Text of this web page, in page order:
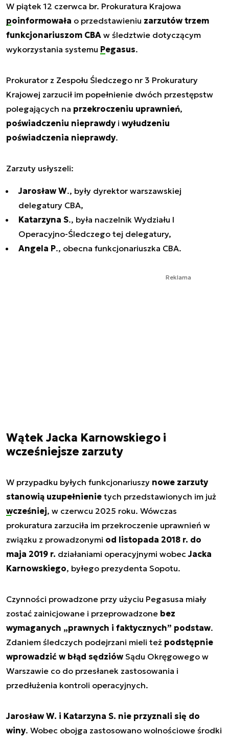
W piątek 12 czerwca br. Prokuratura Krajowa
poinformowała o przedstawieniu zarzutów trzem
funkcjonariuszom CBA w śledztwie dotyczącym
wykorzystania systemu Pegasus.
Prokurator z Zespołu Śledczego nr 3 Prokuratury
Krajowej zarzucił im popełnienie dwóch przestępstw
polegających na przekroczeniu uprawnień,
poświadczeniu nieprawdyi wyłudzeniu
poświadczenia nieprawdy.
Zarzuty usłyszeli:
Jarosław W., były dyrektor warszawskiej
delegatury CBA,
Katarzyna S., była naczelnik Wydziału I
Operacyjno-Śledczego tej delegatury,
Angela P., obecna funkcjonariuszka CBA.
Reklama
Wątek Jacka Karnowskiego i
wcześniejsze zarzuty
W przypadku byłych funkcjonariuszy nowe zarzuty
stanowią uzupełnienie tych przedstawionych im już
wcześniej, w czerwcu 2025 roku. Wówczas
prokuratura zarzuciła im przekroczenie uprawnień w
związku z prowadzonymi od listopada 2018 r. do
maja 2019 r. działaniami operacyjnymi wobecJacka
Karnowskiego, byłego prezydenta Sopotu.
Czynności prowadzone przy użyciu Pegasusa miały
zostać zainicjowane i przeprowadzone bez
wymaganych „prawnych i faktycznych” podstaw.
Zdaniem śledczych podejrzani mieli też podstępnie
wprowadzić w błąd sędziów Sądu Okręgowego w
Warszawie co do przesłanek zastosowania i
przedłużenia kontroli operacyjnych.
Jarosław W. i Katarzyna S. nie przyznali się do
winy. Wobec obojga zastosowano wolnościowe środki